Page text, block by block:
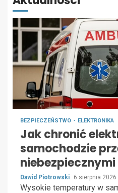
BEZPIECZEŃSTWO ELEKTRONIKA
Jak chronić
samochodzie
niebezpiecznymi
Dawid Piotrowski 6 sierpnia 2026
Wysokie temperatury w